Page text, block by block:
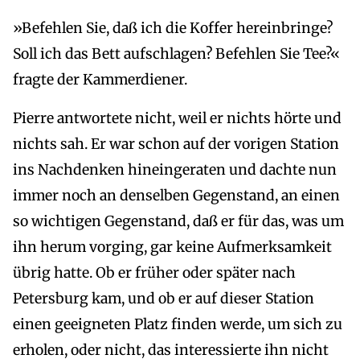
»Befehlen Sie, daß ich die Koffer hereinbringe?
Soll ich das Bett aufschlagen? Befehlen Sie Tee?«
fragte der Kammerdiener.
Pierre antwortete nicht, weil er nichts hörte und
nichts sah. Er war schon auf der vorigen Station
ins Nachdenken hineingeraten und dachte nun
immer noch an denselben Gegenstand, an einen
so wichtigen Gegenstand, daß er für das, was um
ihn herum vorging, gar keine Aufmerksamkeit
übrig hatte. Ob er früher oder später nach
Petersburg kam, und ob er auf dieser Station
einen geeigneten Platz finden werde, um sich zu
erholen, oder nicht, das interessierte ihn nicht